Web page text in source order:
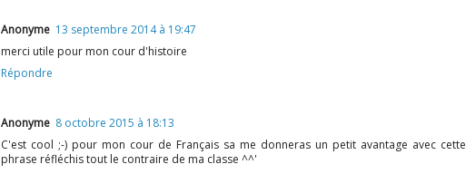
Anonyme 13 septembre 2014 à 19:47
merci utile pour mon cour d'histoire
Répondre
Anonyme 8 octobre 2015 à 18:13
C'est cool ;-) pour mon cour de Français sa me donneras un petit avantage avec cette
phrase réfléchis tout le contraire de ma classe ^^'